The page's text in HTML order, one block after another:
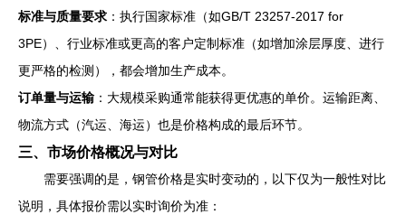
标准与质量要求 ：执行国家标准（如GB/T 23257-2017 for
3PE）、行业标准或更高的客户定制标准（如增加涂层厚度、进行
更严格的检测），都会增加生产成本。
订单量与运输 ：大规模采购通常能获得更优惠的单价。运输距离、
物流方式（汽运、海运）也是价格构成的最后环节。
三、市场价格概况与对比
需要强调的是，钢管价格是实时变动的，以下仅为一般性对比
说明，具体报价需以实时询价为准：